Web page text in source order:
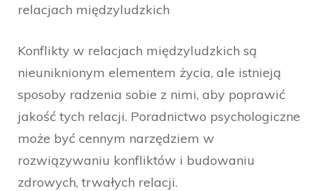
relacjach międzyludzkich
Konflikty w relacjach międzyludzkich są
nieuniknionym elementem życia, ale istnieją
sposoby radzenia sobie z nimi, aby poprawić
jakość tych relacji. Poradnictwo psychologiczne
może być cennym narzędziem w
rozwiązywaniu konfliktów i budowaniu
zdrowych, trwałych relacji.